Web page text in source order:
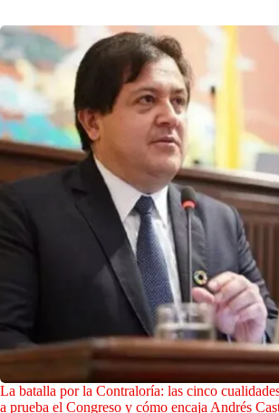
La batalla por la Contraloría: las cinco
a prueba el Congreso y cómo encaja Andrés